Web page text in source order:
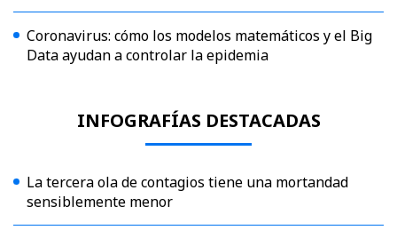
Coronavirus: cómo los modelos matemáticos y el Big
Data ayudan a controlar la epidemia
INFOGRAFÍAS DESTACADAS
La tercera ola de contagios tiene una mortandad
sensiblemente menor